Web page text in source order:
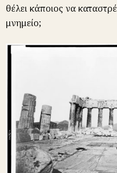
θέλει κάποιος να
μνημείο;